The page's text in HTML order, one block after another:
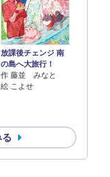
放課後チェンジ 南
の島へ大旅行！
作 藤並 みなと
絵 こよせ
る